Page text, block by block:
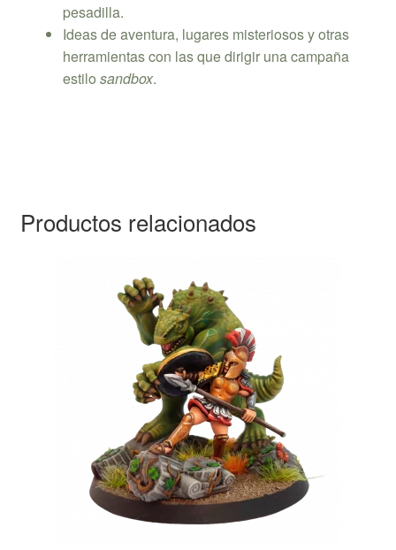
pesadilla.
Ideas de aventura, lugares misteriosos y otras
herramientas con las que dirigir una campaña
estilo sandbox.
Productos relacionados